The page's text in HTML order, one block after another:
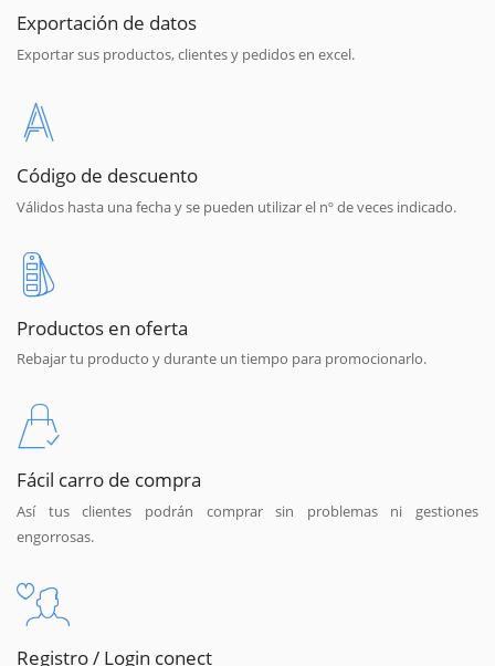
Exportación de datos
Exportar sus productos, clientes y pedidos en excel.
Código de descuento
Válidos hasta una fecha y se pueden utilizar el nº de veces indicado.
Productos en oferta
Rebajar tu producto y durante un tiempo para promocionarlo.
Fácil carro de compra
Así tus clientes podrán comprar sin problemas ni gestiones
engorrosas.
Registro / Login conect